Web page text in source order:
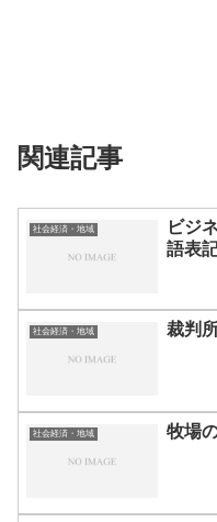
関連記事
社会経済・地域
ビジ
語表
社会経済・地域 裁判
社会経済・地域 牧場